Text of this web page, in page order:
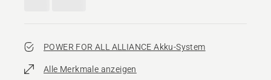
POWER FOR ALL ALLIANCE Akku-System
Alle Merkmale anzeigen